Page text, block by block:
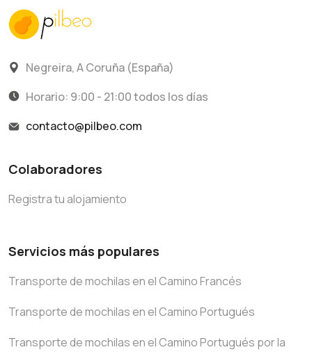
Negreira, A Coruña (España)
Horario: 9:00 - 21:00 todos los días
contacto@pilbeo.com
Colaboradores
Registra tu alojamiento
Servicios más populares
Transporte de mochilas en el Camino Francés
Transporte de mochilas en el Camino Portugués
Transporte de mochilas en el Camino Portugués por la